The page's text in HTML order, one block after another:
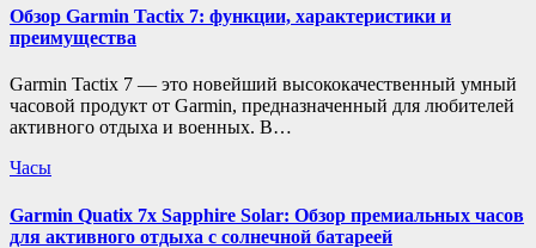
Обзор Garmin Tactix 7: функции, характеристики и
преимущества
Garmin Tactix 7 — это новейший высококачественный умный
часовой продукт от Garmin, предназначенный для любителей
активного отдыха и военных. В…
Часы
Garmin Quatix 7x Sapphire Solar: Обзор премиальных часов
для активного отдыха с солнечной батареей